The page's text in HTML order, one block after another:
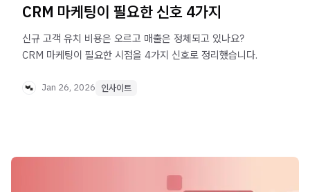
CRM 마케팅이 필요한 신호 4가지
신규 고객 유치 비용은 오르고 매출은 정체되고 있나요?
CRM 마케팅이 필요한 시점을 4가지 신호로 정리했습니다.
Jan 26, 2026 인사이트